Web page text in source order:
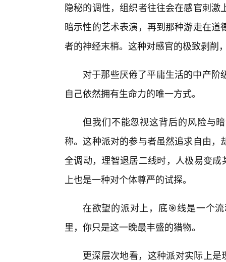
隐秘的调性，组织者往往会在感官刺
暗示性的艺术表演，再到那种游走在
者的神经末梢。这种对感官的极致剥削
对于那些厌倦了平庸生活的中产
自己依然拥有生命力的唯一方式。
但我们不能忽视这背后的风险与
称。这种派对的参与者虽然追求自由
全调动，理智退居二线时，人极易变
上也是一种对个体尊严的试探。
在欲望的派对上，底🎯线是一个
里，你只是这一晚最丰盛的猎物。
更深层次地看，这种派对实际上是